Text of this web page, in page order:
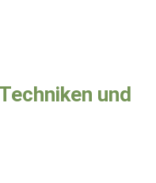
und